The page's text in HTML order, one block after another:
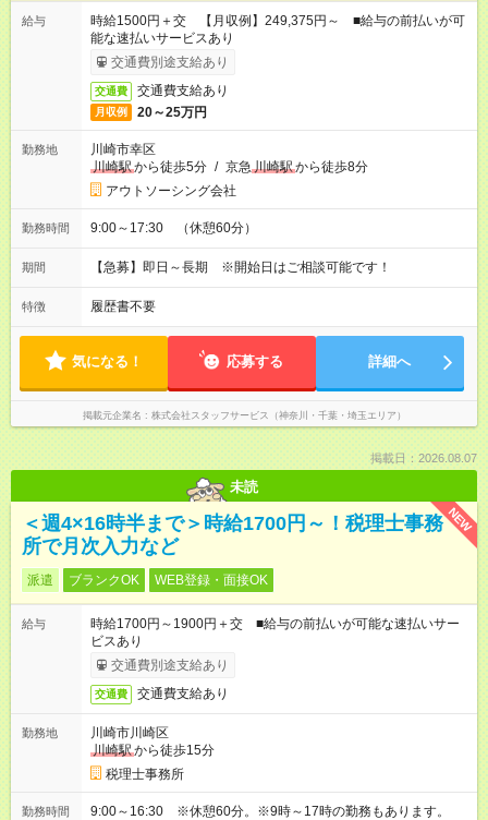
給与
時給1500円＋交 【月収例】249,375円～ ■給与の前払いが可
能な速払いサービスあり
交通費別途支給あり
交通費 交通費支給あり
月収例 20～25万円
勤務地
川崎市幸区
川崎駅から徒歩5分 / 京急 川崎駅から徒歩8分
アウトソーシング会社
勤務時間 9:00～17:30 （休憩60分）
期間 【急募】即日～長期 ※開始日はご相談可能です！
特徴 履歴書不要
気になる！ 応募する 詳細へ
掲載元企業名 株式会社スタッフサービス（神奈川・千葉・埼玉エリア）
掲載日：2026.08.07
未読
NEW
＜週4×16時半まで＞時給1700円～！税理士事務
所で月次入力など
派遣 ブランクOK WEB登録・面接OK
給与
時給1700円～1900円＋交 ■給与の前払いが可能な速払いサー
ビスあり
交通費別途支給あり
交通費 交通費支給あり
勤務地
川崎市川崎区
川崎駅から徒歩15分
税理士事務所
勤務時間 9:00～16:30 ※休憩60分。※9時～17時の勤務もあります。